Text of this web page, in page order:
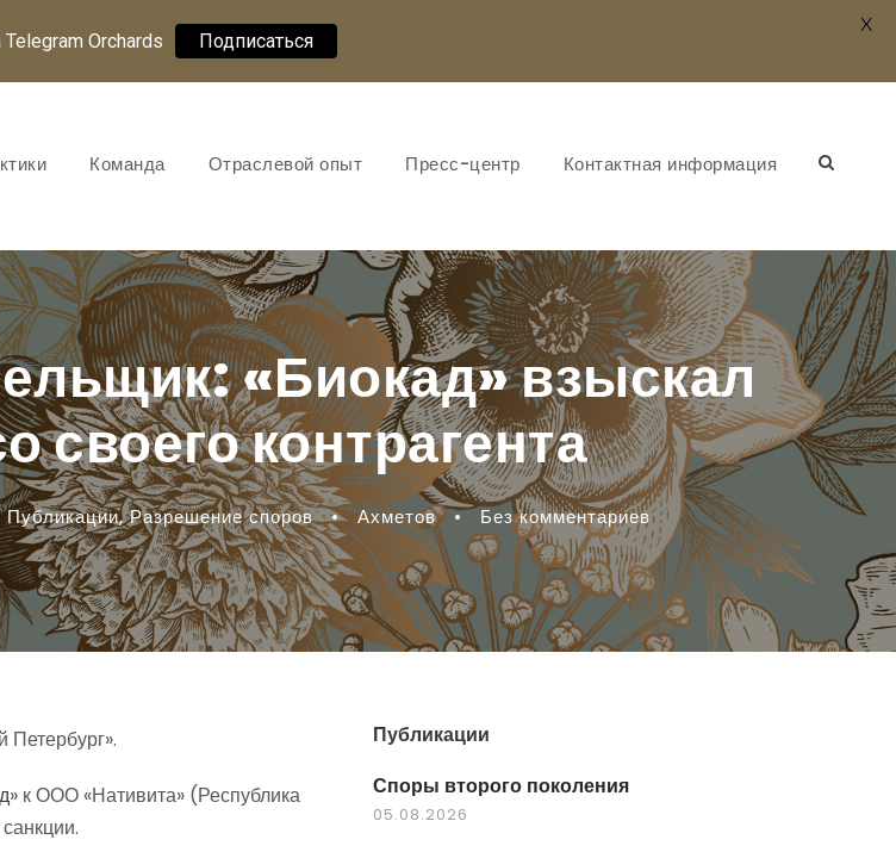
Команда Отраслевой опыт Пресс-центр Контактная информация
«Биокад» взыскал
своего контрагента
Публикации, Разрешение споров • Ахметов • Без комментариев
» к ООО «Нативита» (Республика
Публикации
Споры второго поколения
05.08.2026
Orchards Подписаться
X